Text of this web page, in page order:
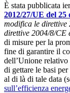
È stata pubblicata
2012/27/UE del 25
modifica le direttive
direttive 2004/8/CE
di misure per la
fine di garantire il
dell’Unione
di gettare le basi
al di là di tale data
sull’efficienza